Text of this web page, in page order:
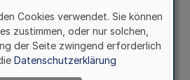
Cookies verwendet. Sie können
zustimmen, oder nur solchen,
der Seite zwingend erforderlich
Datenschutzerklärung